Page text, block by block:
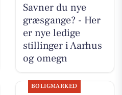
Savner du nye
græsgange? - Her
er nye ledige
stillinger i Aarhus
og omegn
BOLIGMARKED